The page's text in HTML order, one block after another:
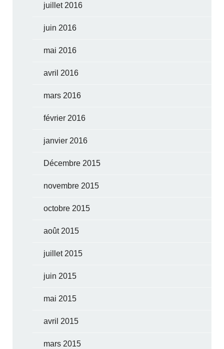
juillet 2016
juin 2016
mai 2016
avril 2016
mars 2016
février 2016
janvier 2016
Décembre 2015
novembre 2015
octobre 2015
août 2015
juillet 2015
juin 2015
mai 2015
avril 2015
mars 2015